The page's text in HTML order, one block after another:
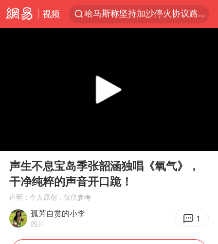
视频
浙江省甬江发生2026年第1号洪水
香港刷新1884年以来最高气温纪录
上海全力守护市民“菜篮子”
以军士兵把枪口对准中国记者
Play
声生不息宝岛季张韶涵独唱《氧气》，
干净纯粹的声音开口跪！
声明：个人原创，仅供参考
孤芳自赏的小李
四川 1